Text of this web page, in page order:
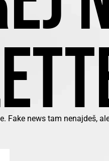
Fake news tam nenajdeš,